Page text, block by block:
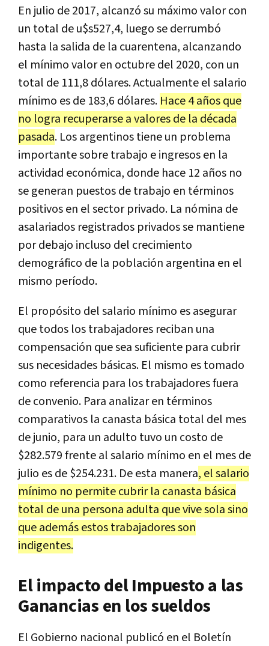
En julio de 2017, alcanzó su máximo valor con
un total de u$s527,4, luego se derrumbó
hasta la salida de la cuarentena, alcanzando
el mínimo valor en octubre del 2020, con un
total de 111,8 dólares. Actualmente el salario
mínimo es de 183,6 dólares. Hace 4 años que
no logra recuperarse a valores de la década
pasada. Los argentinos tiene un problema
importante sobre trabajo e ingresos en la
actividad económica, donde hace 12 años no
se generan puestos de trabajo en términos
positivos en el sector privado. La nómina de
asalariados registrados privados se mantiene
por debajo incluso del crecimiento
demográfico de la población argentina en el
mismo período.
El propósito del salario mínimo es asegurar
que todos los trabajadores reciban una
compensación que sea suficiente para cubrir
sus necesidades básicas. El mismo es tomado
como referencia para los trabajadores fuera
de convenio. Para analizar en términos
comparativos la canasta básica total del mes
de junio, para un adulto tuvo un costo de
$282.579 frente al salario mínimo en el mes de
julio es de $254.231. De esta manera, el salario
mínimo no permite cubrir la canasta básica
total de una persona adulta que vive sola sino
que además estos trabajadores son
indigentes.
El impacto del Impuesto a las
Ganancias en los sueldos
El Gobierno nacional publicó en el Boletín